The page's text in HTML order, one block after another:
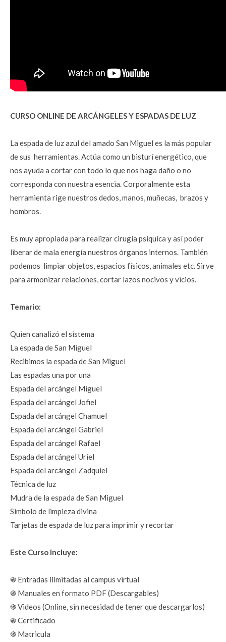
CURSO ONLINE DE ARCÁNGELES Y ESPADAS DE LUZ
La espada de luz azul del amado San Miguel es la más popular
de sus  herramientas. Actúa como un bisturí energético, que
nos ayuda a cortar con todo lo que nos haga daño o no
corresponda con nuestra esencia. Corporalmente esta
herramienta rige nuestros dedos, manos, muñecas,  brazos y
hombros.
Es muy apropiada para realizar cirugía psíquica y así poder
liberar de mala energía nuestros órganos internos. También
podemos  limpiar objetos, espacios físicos, animales etc. Sirve
para armonizar relaciones, cortar lazos nocivos y vicios.
Temario:
Quien canalizó el sistema
La espada de San Miguel
Recibimos la espada de San Miguel
Las espadas una por una
Espada del arcángel Miguel
Espada del arcángel Jofiel
Espada del arcángel Chamuel
Espada del arcángel Gabriel
Espada del arcángel Rafael
Espada del arcángel Uriel
Espada del arcángel Zadquiel
Técnica de luz
Mudra de la espada de San Miguel
Símbolo de limpieza divina
Tarjetas de espada de luz para imprimir y recortar
Este Curso Incluye:
֍ Entradas ilimitadas al campus virtual
֍ Manuales en formato PDF (Descargables)
֍ Videos (Online, sin necesidad de tener que descargarlos)
֍ Certificado
֍ Matricula